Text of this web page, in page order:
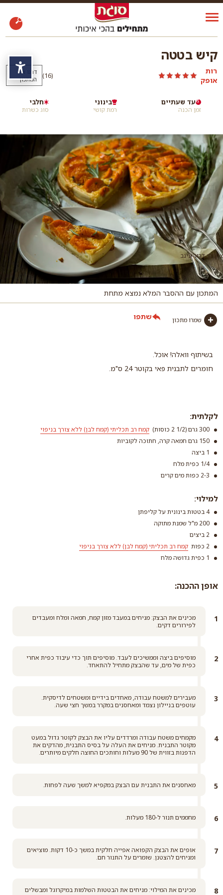
קיש בטטה
רות
אופק
(16
)
דרגו את
המתכון
זמן הכנה
עד שעתיים
רמת קושי
בינוני
סוג כשרות
חלבי
צילום: דרור עינב
המתכון עם ההסבר המלא נמצא מתחת
שמרו מתכון שתפו
בשיתוף וואלה! אוכל.
חומרים לתבנית פאי בקוטר 24 ס"מ.
לקלתית:
300 גרם (1/2 2 כוסות) קמח רב תכליתי (קמח לבן) ללא צורך בניפוי
150 גרם חמאה קרה, חתוכה לקוביות
1 ביצה
1/4 כפית מלח
2-3 כפות מים קרים
למילוי:
4 בטטות בינונית על קליפתן
200 מ"ל שמנת מתוקה
2 ביצים
2 כפות
קמח רב תכליתי (קמח לבן) ללא צורך בניפוי
לבן) ללא צורך בניפוי
1 כפית גדושה מלח
אופן ההכנה:
מכינים את הבצק: מניחים במעבד מזון קמח, חמאה ומלח ומעבדים
לפירורים דקים.
מוסיפים ביצה וממשיכים לעבד. מוסיפים תוך כדי עיבוד כפית אחרי
כפית של מים, עד שהבצק מתחיל להתאחד.
מעבירים למשטח עבודה, מאחדים בידיים ומשטחים לדיסקית.
עוטפים בניילון נצמד ומאחסנים במקרר במשך חצי שעה.
מקמחים משטח עבודה ומרדדים עליו את הבצק לקוטר גדול במעט
מקוטר התבנית. מניחים את העלה על בסיס התבנית, מהדקים את
הדפנות בזווית של 90 מעלות וחותכים החוצה חלקים מיותרים.
מאחסנים את התבנית עם הבצק במקפיא למשך שעה לפחות.
מחממים תנור ל-180 מעלות.
אופים את הבצק הקפואה אפייה חלקית במשך כ-10 דקות. מוציאים
ומניחים להצטנן. שומרים על התנור חם.
מכינים את המילוי: מניחים את הבטטות השלמות במיקרוגל ומבשלים